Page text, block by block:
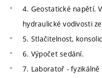
4. Geostatické napětí.
hydraulické vodivosti
5. Stlačitelnost,
6. Výpočet sedání.
7. Laboratoř -